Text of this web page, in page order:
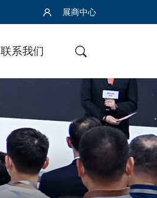
展商中心
联系我们